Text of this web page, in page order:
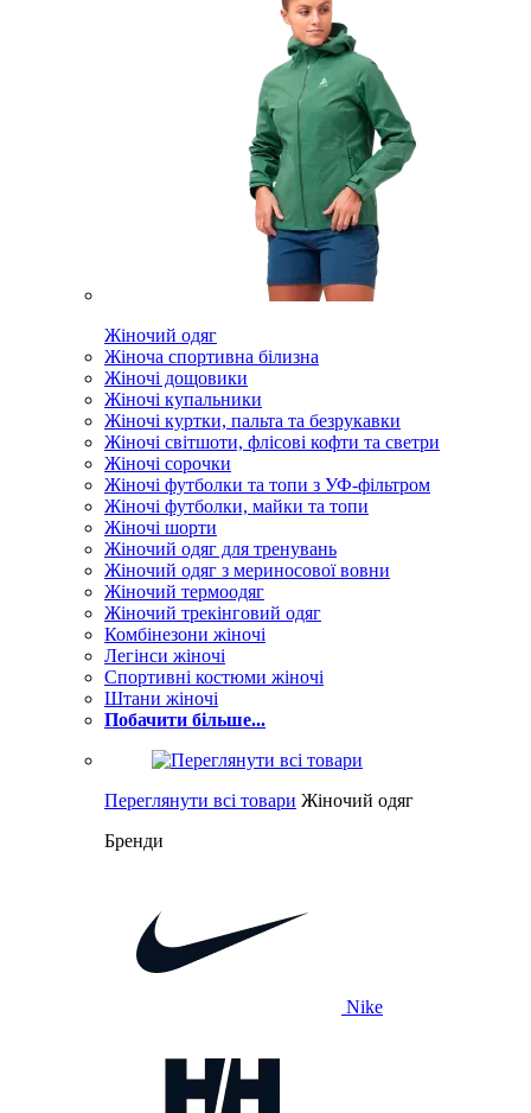
Жіночий одяг
Жіноча спортивна білизна
Жіночі дощовики
Жіночі купальники
Жіночі куртки, пальта та безрукавки
Жіночі світшоти, флісові кофти та светри
Жіночі сорочки
Жіночі футболки та топи з УФ-фільтром
Жіночі футболки, майки та топи
Жіночі шорти
Жіночий одяг для тренувань
Жіночий одяг з мериносової вовни
Жіночий термоодяг
Жіночий трекінговий одяг
Комбінезони жіночі
Легінси жіночі
Спортивні костюми жіночі
Штани жіночі
Побачити більше...
Переглянути всі товари Жіночий одяг
Бренди
Nike